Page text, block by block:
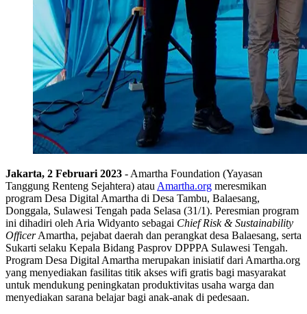
Jakarta, 2 Februari 2023 - Amartha Foundation (Yayasan
Tanggung Renteng Sejahtera) atauAmartha.org meresmikan
program Desa Digital Amartha di Desa Tambu, Balaesang,
Donggala, Sulawesi Tengah pada Selasa (31/1). Peresmian program
ini dihadiri oleh Aria Widyanto sebagai Chief Risk & Sustainability
OfficerAmartha, pejabat daerah dan perangkat desa Balaesang, serta
Sukarti selaku Kepala Bidang Pasprov DPPPA Sulawesi Tengah.
Program Desa Digital Amartha merupakan inisiatif dari Amartha.org
yang menyediakan fasilitas titik akses wifi gratis bagi masyarakat
untuk mendukung peningkatan produktivitas usaha warga dan
menyediakan sarana belajar bagi anak-anak di pedesaan.